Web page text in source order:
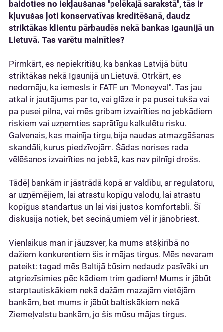
baidoties no iekļaušanas "pelēkajā sarakstā", tās ir
kļuvušas ļoti konservatīvas kreditēšanā, daudz
striktākas klientu pārbaudēs nekā bankas Igaunijā un
Lietuvā. Tas varētu mainīties?
Pirmkārt, es nepiekritīšu, ka bankas Latvijā būtu
striktākas nekā Igaunijā un Lietuvā. Otrkārt, es
nedomāju, ka iemesls ir FATF un "Moneyval". Tas jau
atkal ir jautājums par to, vai glāze ir pa pusei tukša vai
pa pusei pilna, vai mēs gribam izvairīties no jebkādiem
riskiem vai uzņemties saprātīgu kalkulētu risku.
Galvenais, kas mainīja tirgu, bija naudas atmazgāšanas
skandāli, kurus piedzīvojām. Šādas norises rada
vēlēšanos izvairīties no jebkā, kas nav pilnīgi drošs.
Tādēļ bankām ir jāstrādā kopā ar valdību, ar regulatoru,
ar uzņēmējiem, lai atrastu kopīgu valodu, lai atrastu
kopīgus standartus un lai visi justos komfortabli. Šī
diskusija notiek, bet secinājumiem vēl ir jānobriest.
Vienlaikus man ir jāuzsver, ka mums atšķirībā no
dažiem konkurentiem šis ir mājas tirgus. Mēs nevaram
pateikt: tagad mēs Baltijā būsim nedaudz pasīvāki un
atgriezīsimies pēc kādiem trim gadiem! Mums ir jābūt
starptautiskākiem nekā dažām mazajām vietējām
bankām, bet mums ir jābūt baltiskākiem nekā
Ziemeļvalstu bankām, jo šis mūsu mājas tirgus.